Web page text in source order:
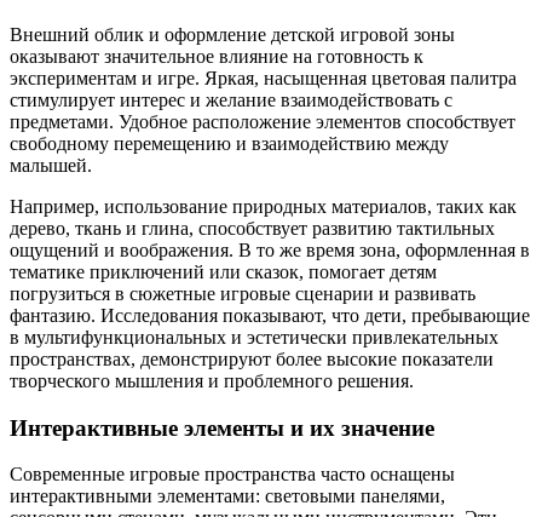
Внешний облик и оформление детской игровой зоны
оказывают значительное влияние на готовность к
экспериментам и игре. Яркая, насыщенная цветовая палитра
стимулирует интерес и желание взаимодействовать с
предметами. Удобное расположение элементов способствует
свободному перемещению и взаимодействию между
малышей.
Например, использование природных материалов, таких как
дерево, ткань и глина, способствует развитию тактильных
ощущений и воображения. В то же время зона, оформленная в
тематике приключений или сказок, помогает детям
погрузиться в сюжетные игровые сценарии и развивать
фантазию. Исследования показывают, что дети, пребывающие
в мультифункциональных и эстетически привлекательных
пространствах, демонстрируют более высокие показатели
творческого мышления и проблемного решения.
Интерактивные элементы и их значение
Современные игровые пространства часто оснащены
интерактивными элементами: световыми панелями,